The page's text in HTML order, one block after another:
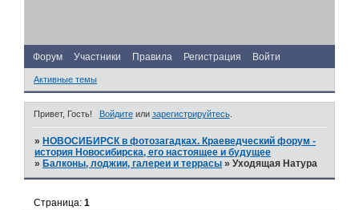
Форум Участники Правила Регистрация Войти
Активные темы
Привет, Гость! Войдитеили зарегистрируйтесь.
» НОВОСИБИРСК в фотозагадках. Краеведческий форум -
история Новосибирска, его настоящее и будущее
» Балконы, лоджии, галереи и террасы »Уходящая Натура
Страница:1